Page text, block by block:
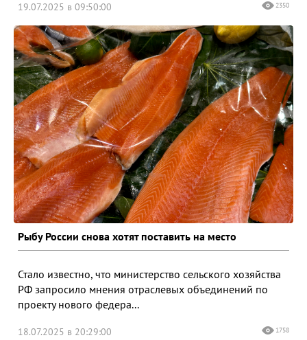
19.07.2025 в 09:50:00 2350
Рыбу России снова хотят поставить на место
Стало известно, что министерство сельского хозяйства
РФ запросило мнения отраслевых объединений по
проекту нового федера...
18.07.2025 в 20:29:00 1758